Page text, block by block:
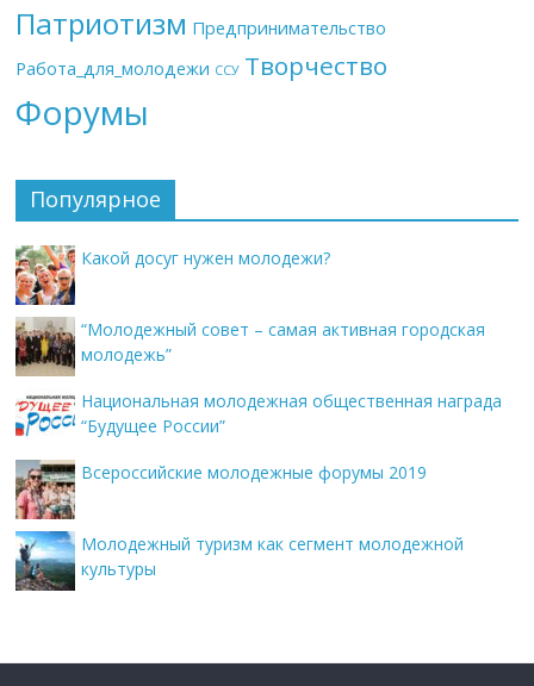
Патриотизм Предпринимательство
Работа_для_молодежи ССУ Творчество
Форумы
Популярное
Какой досуг нужен молодежи?
“Молодежный совет – самая активная городская
молодежь”
Национальная молодежная общественная награда
“Будущее России”
Всероссийские молодежные форумы 2019
Молодежный туризм как сегмент молодежной
культуры